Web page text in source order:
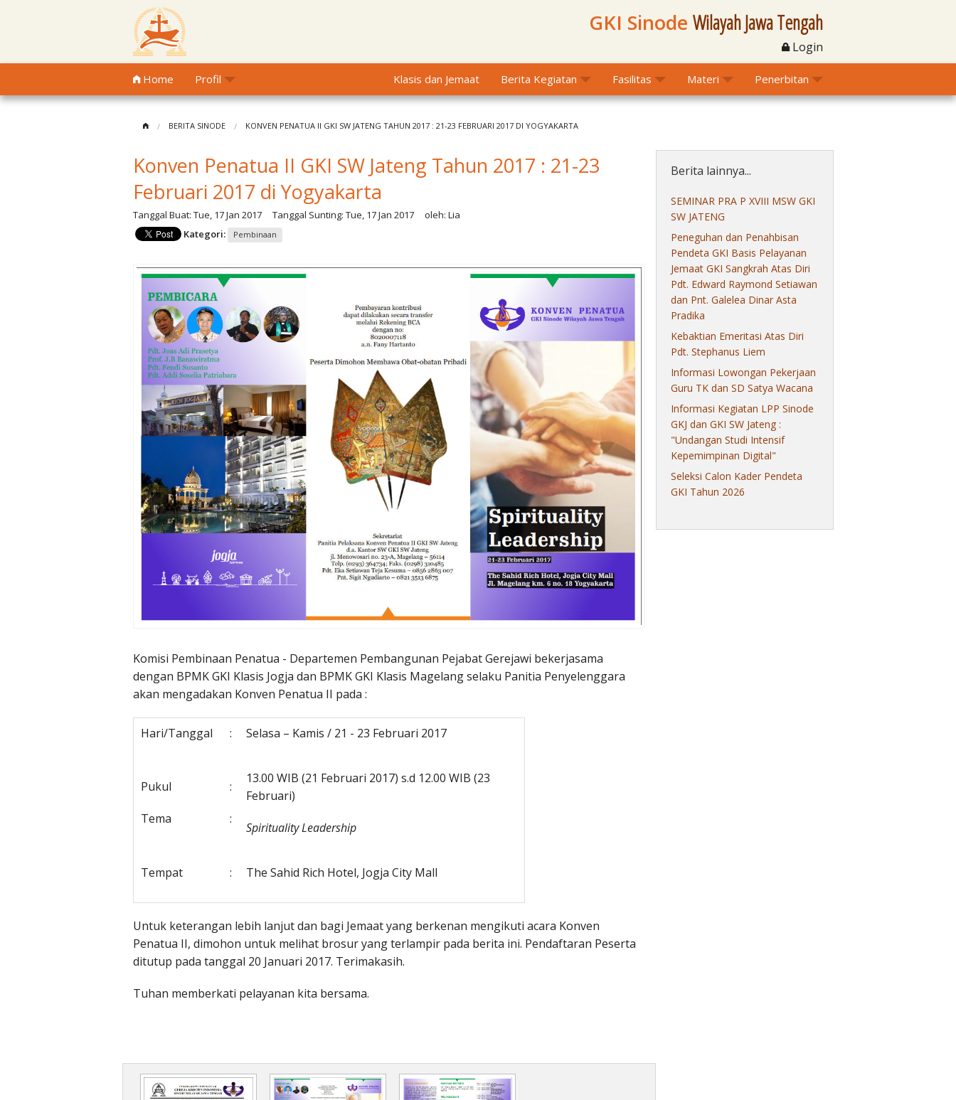
GKI Sinode Wilayah Jawa Tengah
Login
Home Profil Klasis dan Jemaat Berita Kegiatan Fasilitas Materi Penerbitan
BERITA SINODE KONVEN PENATUA II GKI SW JATENG TAHUN 2017 : 21-23 FEBRUARI 2017 DI YOGYAKARTA
Konven Penatua II GKI SW Jateng Tahun 2017 : 21-23
Februari 2017 di Yogyakarta
Tanggal Buat: Tue, 17 Jan 2017 Tanggal Sunting: Tue, 17 Jan 2017 oleh: Lia
Kategori:
Pembinaan
Komisi Pembinaan Penatua - Departemen Pembangunan Pejabat Gerejawi bekerjasama
dengan BPMK GKI Klasis Jogja dan BPMK GKI Klasis Magelang selaku Panitia Penyelenggara
akan mengadakan Konven Penatua II pada :
Hari/Tanggal : Selasa – Kamis / 21 - 23 Februari 2017
Pukul
Tema
:
:
13.00 WIB (21 Februari 2017) s.d 12.00 WIB (23
Februari)
Spirituality Leadership
Tempat : The Sahid Rich Hotel, Jogja City Mall
Untuk keterangan lebih lanjut dan bagi Jemaat yang berkenan mengikuti acara Konven
Penatua II, dimohon untuk melihat brosur yang terlampir pada berita ini. Pendaftaran Peserta
ditutup pada tanggal 20 Januari 2017. Terimakasih.
Tuhan memberkati pelayanan kita bersama.
Berita lainnya...
SEMINAR PRA P XVIII MSW GKI
SW JATENG
Peneguhan dan Penahbisan
Pendeta GKI Basis Pelayanan
Jemaat GKI Sangkrah Atas Diri
Pdt. Edward Raymond Setiawan
dan Pnt. Galelea Dinar Asta
Pradika
Kebaktian Emeritasi Atas Diri
Pdt. Stephanus Liem
Informasi Lowongan Pekerjaan
Guru TK dan SD Satya Wacana
Informasi Kegiatan LPP Sinode
GKJ dan GKI SW Jateng :
"Undangan Studi Intensif
Kepemimpinan Digital"
Seleksi Calon Kader Pendeta
GKI Tahun 2026